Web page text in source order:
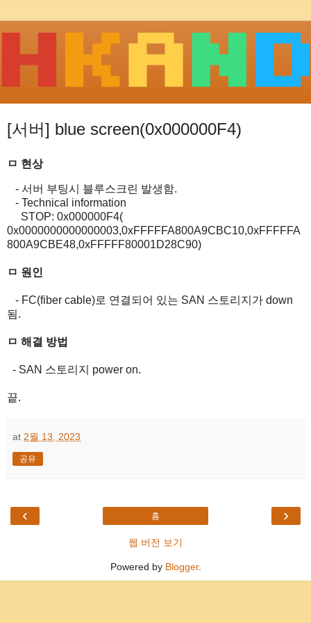
[서버] blue screen(0x000000F4)
ㅁ 현상
- 서버 부팅시 블루스크린 발생함.
- Technical information
STOP: 0x000000F4(
0x0000000000000003,0xFFFFFA800A9CBC10,0xFFFFFA
800A9CBE48,0xFFFFF80001D28C90)
ㅁ 원인
- FC(fiber cable)로 연결되어 있는 SAN 스토리지가 down
됨.
ㅁ 해결 방법
- SAN 스토리지 power on.
끝.
at 2월 13, 2023
공유
‹ ›
홈
웹 버전 보기
Powered by Blogger.